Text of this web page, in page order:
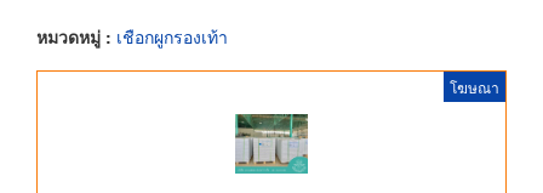
หมวดหมู่ : เชือกผูกรองเท้า
โฆษณา